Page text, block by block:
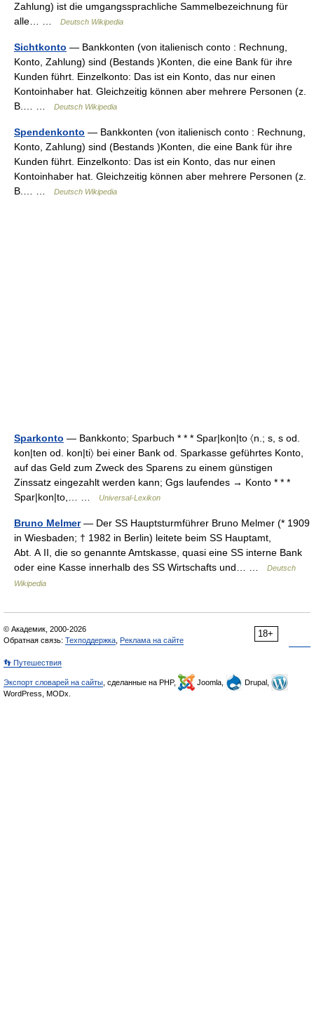
Zahlung) ist die umgangssprachliche Sammelbezeichnung für
alle… …
Deutsch Wikipedia
Sichtkonto — Bankkonten (von italienisch conto : Rechnung,
Konto, Zahlung) sind (Bestands )Konten, die eine Bank für ihre
Kunden führt. Einzelkonto: Das ist ein Konto, das nur einen
Kontoinhaber hat. Gleichzeitig können aber mehrere Personen (z.
B.… …
Deutsch Wikipedia
Spendenkonto — Bankkonten (von italienisch conto : Rechnung,
Konto, Zahlung) sind (Bestands )Konten, die eine Bank für ihre
Kunden führt. Einzelkonto: Das ist ein Konto, das nur einen
Kontoinhaber hat. Gleichzeitig können aber mehrere Personen (z.
B.… …
Deutsch Wikipedia
Sparkonto — Bankkonto; Sparbuch * * * Spar|kon|to 〈n.; s, s od.
kon|ten od. kon|ti〉 bei einer Bank od. Sparkasse geführtes Konto,
auf das Geld zum Zweck des Sparens zu einem günstigen
Zinssatz eingezahlt werden kann; Ggs laufendes → Konto * * *
Spar|kon|to,… …
Universal-Lexikon
Bruno Melmer— Der SS Hauptsturmführer Bruno Melmer (* 1909
in Wiesbaden; † 1982 in Berlin) leitete beim SS Hauptamt,
Abt. A II, die so genannte Amtskasse, quasi eine SS interne Bank
oder eine Kasse innerhalb des SS Wirtschafts und… …
Deutsch
Wikipedia
18+
© Академик, 2000-2026
Обратная связь: Техподдержка Реклама на сайте
👣 Путешествия
Экспорт словарей на сайты , сделанные на PHP, Joomla,
Drupal,
WordPress, MODx.